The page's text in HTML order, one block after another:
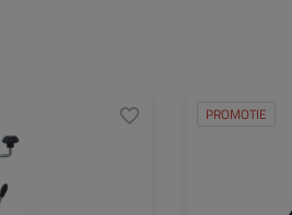
- 730 mm
PROMOTIE